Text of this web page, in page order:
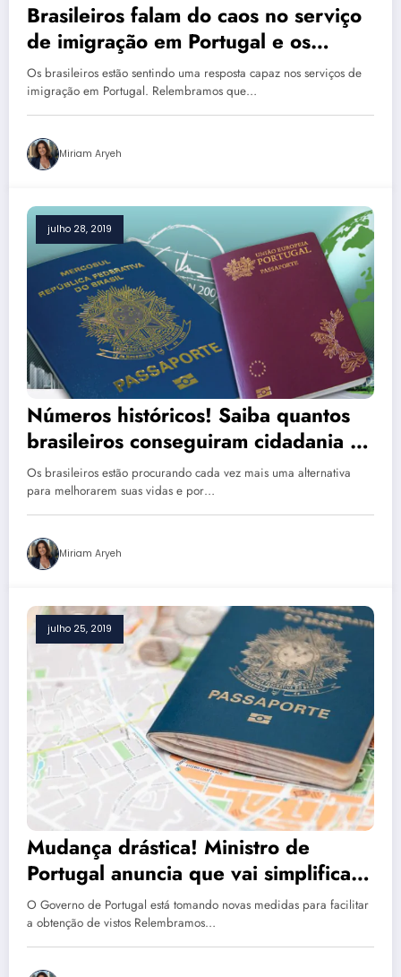
Brasileiros falam do caos no serviço
de imigração em Portugal e os
motivos: ‘tenho medo’
Os brasileiros estão sentindo uma resposta capaz nos serviços de
imigração em Portugal. Relembramos que…
Miriam Aryeh
julho 28, 2019
Números históricos! Saiba quantos
brasileiros conseguiram cidadania na
Europa nos últimos anos
Os brasileiros estão procurando cada vez mais uma alternativa
para melhorarem suas vidas e por…
Miriam Aryeh
julho 25, 2019
Mudança drástica! Ministro de
Portugal anuncia que vai simplificar
vistos para brasileiros
O Governo de Portugal está tomando novas medidas para facilitar
a obtenção de vistos Relembramos…